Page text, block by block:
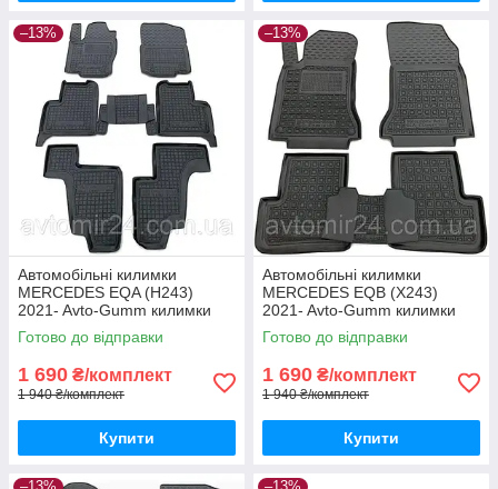
–13%
Автомобільні килимки
MERCEDES EQA (H243)
2021- Avto-Gumm килимки
для авто МЕРСЕДЕС ЕКА
(Н243) 2021- Автогум
Готово до відправки
1 690 ₴/комплект
1 940 ₴/комплект
Купити
–13%
Автомобільні килимки
MERCEDES EQB (X243)
2021- Avto-Gumm килимки
для авто МЕРСЕДЕС ЕКБ
(Х243) 2021- Автогум
Готово до відправки
1 690 ₴/комплект
1 940 ₴/комплект
Купити